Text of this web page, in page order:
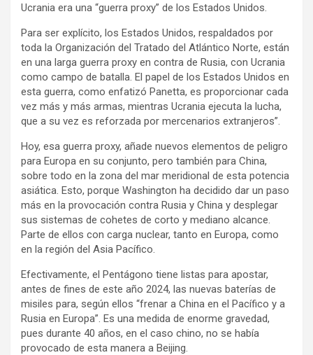
Ucrania era una “guerra proxy” de los Estados Unidos.
Para ser explícito, los Estados Unidos, respaldados por
toda la Organización del Tratado del Atlántico Norte, están
en una larga guerra proxy en contra de Rusia, con Ucrania
como campo de batalla. El papel de los Estados Unidos en
esta guerra, como enfatizó Panetta, es proporcionar cada
vez más y más armas, mientras Ucrania ejecuta la lucha,
que a su vez es reforzada por mercenarios extranjeros”.
Hoy, esa guerra proxy, añade nuevos elementos de peligro
para Europa en su conjunto, pero también para China,
sobre todo en la zona del mar meridional de esta potencia
asiática. Esto, porque Washington ha decidido dar un paso
más en la provocación contra Rusia y China y desplegar
sus sistemas de cohetes de corto y mediano alcance.
Parte de ellos con carga nuclear, tanto en Europa, como
en la región del Asia Pacífico.
Efectivamente, el Pentágono tiene listas para apostar,
antes de fines de este año 2024, las nuevas baterías de
misiles para, según ellos “frenar a China en el Pacífico y a
Rusia en Europa”. Es una medida de enorme gravedad,
pues durante 40 años, en el caso chino, no se había
provocado de esta manera a Beijing.